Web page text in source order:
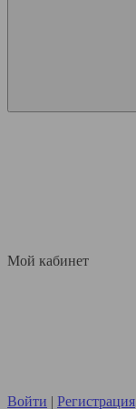
Мой кабинет
Войти | Регистрация